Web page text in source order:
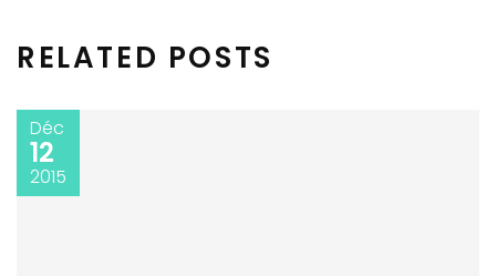
RELATED POSTS
Déc
12
2015